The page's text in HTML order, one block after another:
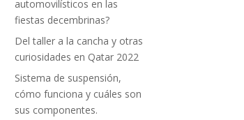
automovilísticos en las
fiestas decembrinas?
Del taller a la cancha y otras
curiosidades en Qatar 2022
Sistema de suspensión,
cómo funciona y cuáles son
sus componentes.